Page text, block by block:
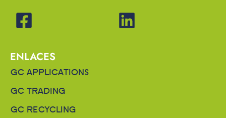
ENLACES
GC APPLICATIONS
GC TRADING
GC RECYCLING